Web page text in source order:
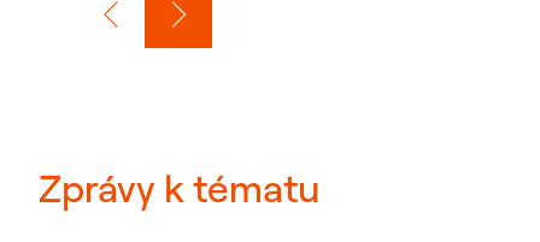
Zprávy k tématu